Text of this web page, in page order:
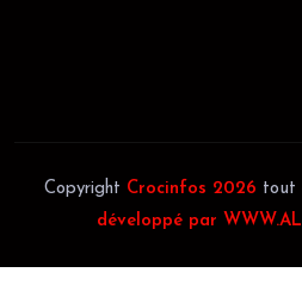
Copyright Crocinfos 2026 tout
développé par